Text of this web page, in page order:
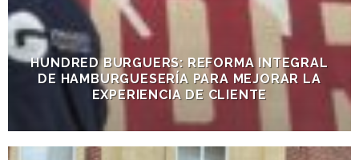
HUNDRED BURGUERS: REFORMA INTEGRAL
DE HAMBURGUESERÍA PARA MEJORAR LA
EXPERIENCIA DE CLIENTE